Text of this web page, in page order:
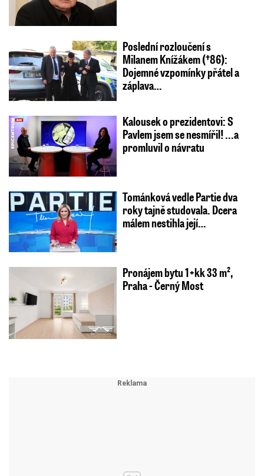
Poslední rozloučení s
Milanem Knížákem (†86):
Dojemné vzpomínky přátel a
záplava…
Kalousek o prezidentovi: S
Pavlem jsem se nesmířil! ...a
promluvil o návratu
Tománková vedle Partie dva
roky tajně studovala. Dcera
málem nestihla její…
Pronájem bytu 1+kk 33 m²,
Praha - Černý Most